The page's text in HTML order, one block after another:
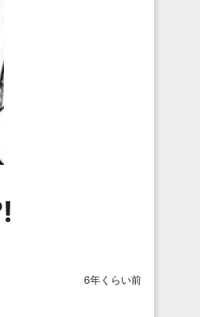
6年くらい前